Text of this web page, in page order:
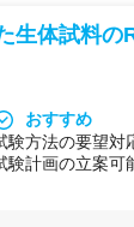
生体試料の
おすすめ
験方法の要望対
験計画の立案可